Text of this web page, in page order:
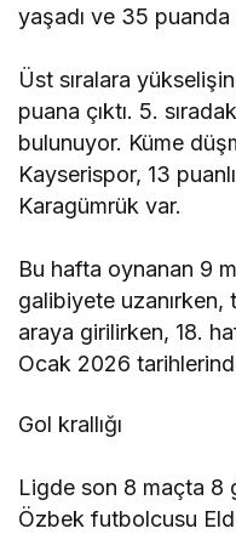
yaşadı ve 35 puanda
Üst sıralara
puana çıktı. 5.
bulunuyor. Küme
Kayserispor, 13
Karagümrük var.
Bu hafta oynanan 9
galibiyete uzanırken,
araya girilirken, 18.
Ocak 2026
Gol krallığı
Ligde son 8 maçta 8
Özbek futbolcusu